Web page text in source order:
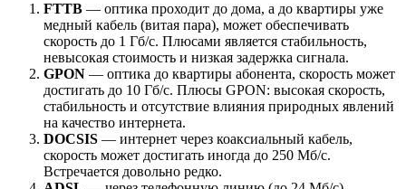
FTTB — оптика проходит до дома, а до квартиры уже
медный кабель (витая пара), может обеспечивать
скорость до 1 Гб/с. Плюсами является стабильность,
невысокая стоимость и низкая задержка сигнала.
GPON — оптика до квартиры абонента, скорость может
достигать до 10 Гб/с. Плюсы GPON: высокая скорость,
стабильность и отсутствие влияния природных явлений
на качество интернета.
DOCSIS — интернет через коаксиальный кабель,
скорость может достигать иногда до 250 Мб/с.
Встречается довольно редко.